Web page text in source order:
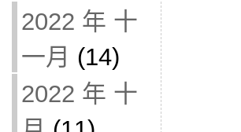
2022 年 十
一月 (14)
2022 年 十